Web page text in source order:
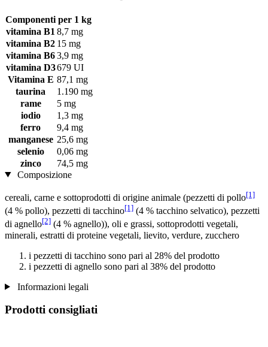
Componenti per 1 kg
vitamina B1 8,7 mg
vitamina B2 15 mg
vitamina B63,9 mg
vitamina D3679 UI
Vitamina E 87,1 mg
taurina
1.190 mg
rame
5 mg
iodio
1,3 mg
ferro
9,4 mg
manganese 25,6 mg
selenio
0,06 mg
zinco
74,5 mg
Composizione
cereali, carne e sottoprodotti di origine animale (pezzetti di pollo[1]
(4 % pollo), pezzetti di tacchino[1] (4 % tacchino selvatico), pezzetti
di agnello[2] (4 % agnello)), oli e grassi, sottoprodotti vegetali,
minerali, estratti di proteine ​​vegetali, lievito, verdure, zucchero
i pezzetti di tacchino sono pari al 28% del prodotto
i pezzetti di agnello sono pari al 38% del prodotto
Informazioni legali
Prodotti consigliati